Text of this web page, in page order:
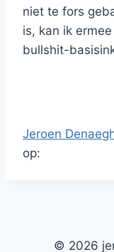
niet te fors
is, kan ik
bullshit-
Jeroen
op:
© 2026